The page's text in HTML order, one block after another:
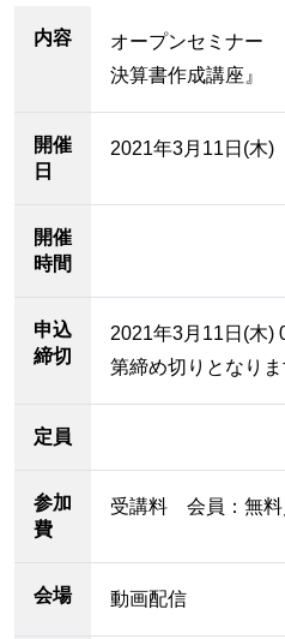
内容
オープンセミナー
決算書作成講座』
開催
日
2021年3月11日(木)
開催
時間
申込
締切
2021年3月11日(木)
第締め切りとなりま
定員
参加
費
受講料 会員：無料
会場 動画配信